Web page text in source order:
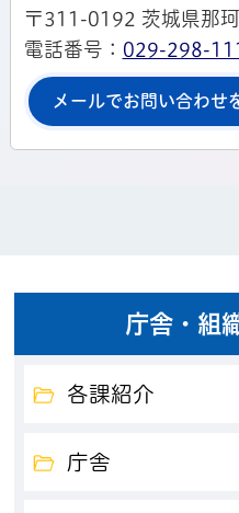
〒311-0192 茨城県那
電話番号： 029-298-
メールでお問い合わせ
庁舎・組
各課紹介
庁舎